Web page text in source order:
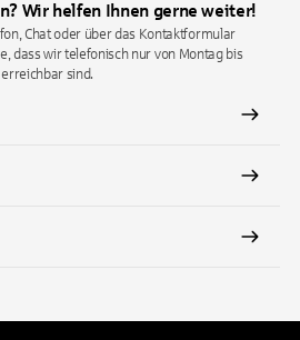
Wir helfen Ihnen gerne weiter!
Chat oder über das Kontaktformular
dass wir telefonisch nur von Montag bis
sind.